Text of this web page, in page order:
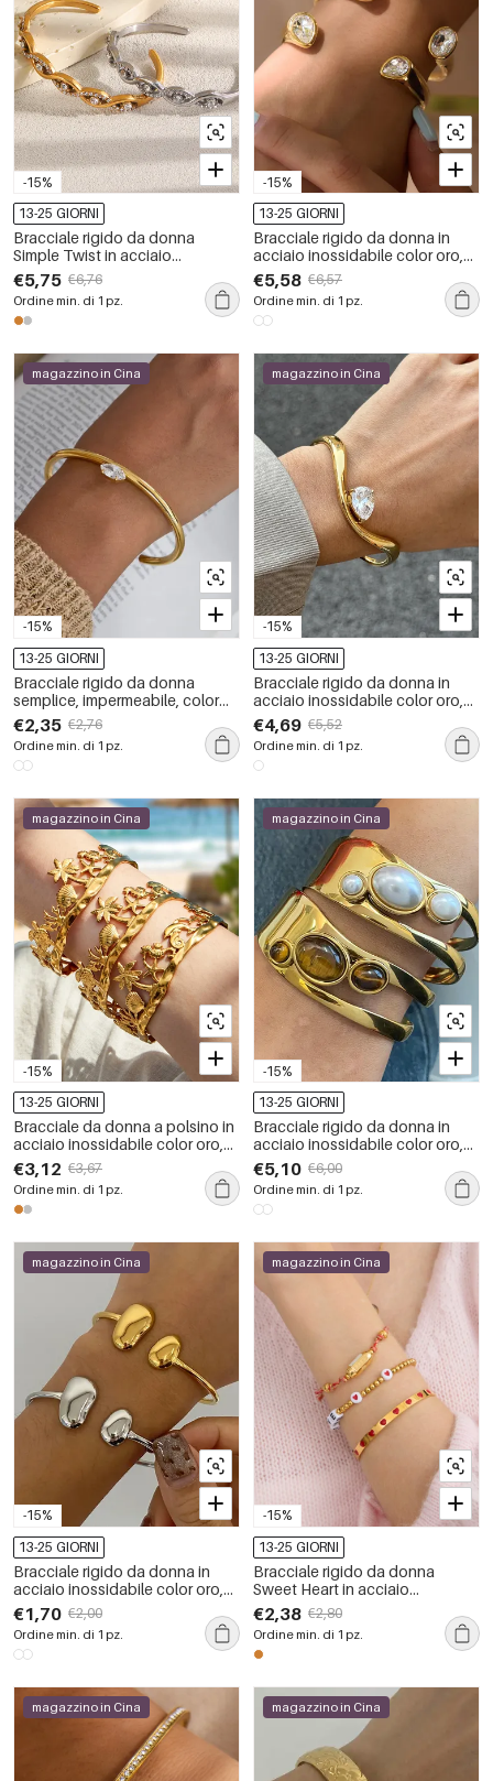
-15%
13-25 GIORNI
Bracciale rigido da donna
Simple Twist in acciaio
inossidabile impermeabile color
oro con zirconi.
€5,75 €6,76
Ordine min. di 1 pz.
-15%
13-25 GIORNI
Bracciale rigido da donna in
acciaio inossidabile color oro,
con semplici linee a goccia e
impermeabile.
€5,58 €6,57
Ordine min. di 1 pz.
-15%
magazzino in Cina
13-25 GIORNI
Bracciale rigido da donna
semplice, impermeabile, color
oro, con zirconi.
€2,35 €2,76
Ordine min. di 1 pz.
-15%
magazzino in Cina
13-25 GIORNI
Bracciale rigido da donna in
acciaio inossidabile color oro,
impermeabile, con zirconi, dalla
forma lineare.
€4,69 €5,52
Ordine min. di 1 pz.
-15%
magazzino in Cina
13-25 GIORNI
Bracciale da donna a polsino in
acciaio inossidabile color oro,
stile Oceanic, impermeabile, con
conchiglie, ideale per le
vacanze.
€3,12 €3,67
Ordine min. di 1 pz.
-15%
magazzino in Cina
13-25 GIORNI
Bracciale rigido da donna in
acciaio inossidabile color oro,
impermeabile, con forma
geometrica e pietra naturale.
€5,10 €6,00
Ordine min. di 1 pz.
-15%
magazzino in Cina
13-25 GIORNI
Bracciale rigido da donna in
acciaio inossidabile color oro,
impermeabile, dalla forma
geometrica.
€1,70 €2,00
Ordine min. di 1 pz.
-15%
magazzino in Cina
13-25 GIORNI
Bracciale rigido da donna
Sweet Heart in acciaio
inossidabile impermeabile color
oro
€2,38 €2,80
Ordine min. di 1 pz.
magazzino in Cina magazzino in Cina